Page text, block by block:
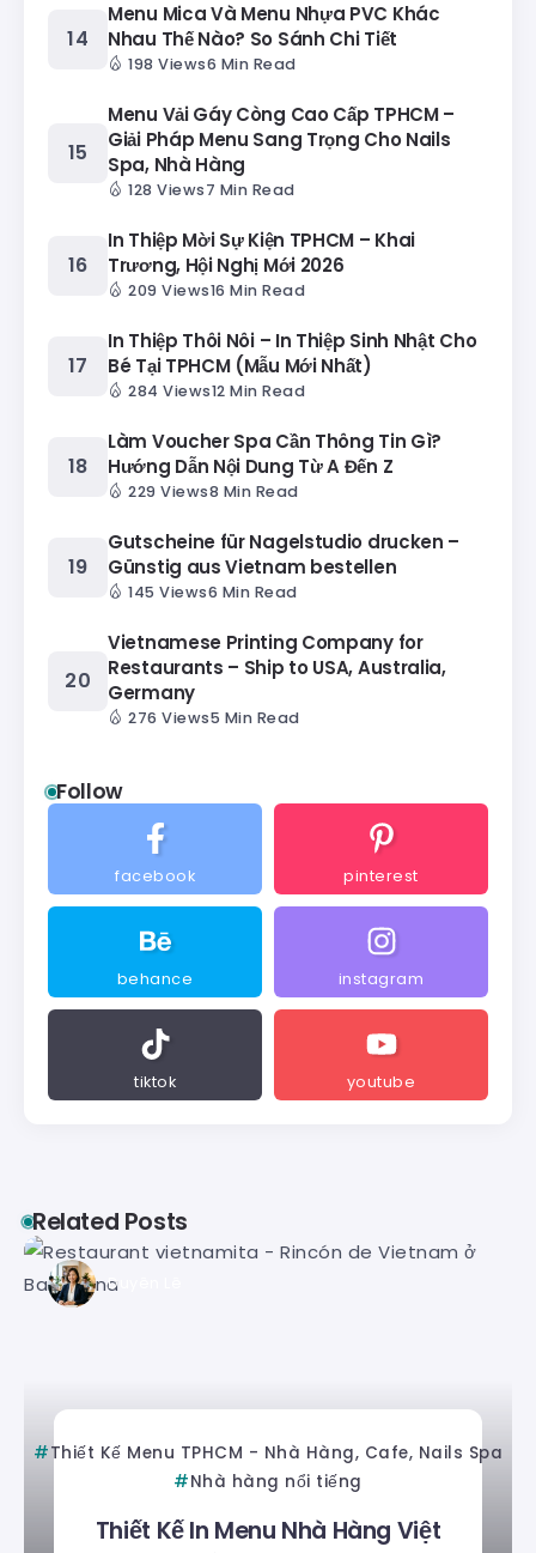
Menu Mica Và Menu Nhựa PVC Khác
Nhau Thế Nào? So Sánh Chi Tiết
198 Views6 Min Read
Menu Vải Gáy Còng Cao Cấp TPHCM –
Giải Pháp Menu Sang Trọng Cho Nails
Spa, Nhà Hàng
128 Views7 Min Read
In Thiệp Mời Sự Kiện TPHCM – Khai
Trương, Hội Nghị Mới 2026
209 Views16 Min Read
In Thiệp Thôi Nôi – In Thiệp Sinh Nhật Cho
Bé Tại TPHCM (Mẫu Mới Nhất)
284 Views12 Min Read
Làm Voucher Spa Cần Thông Tin Gì?
Hướng Dẫn Nội Dung Từ A Đến Z
229 Views8 Min Read
Gutscheine für Nagelstudio drucken –
Günstig aus Vietnam bestellen
145 Views6 Min Read
Vietnamese Printing Company for
Restaurants – Ship to USA, Australia,
Germany
276 Views5 Min Read
Follow
facebook pinterest
behance instagram
tiktok youtube
Related Posts
Duyên Lê
Thiết Kế Menu TPHCM - Nhà Hàng, Cafe, Nails Spa
Nhà hàng nổi tiếng
Thiết Kế In Menu Nhà Hàng Việt